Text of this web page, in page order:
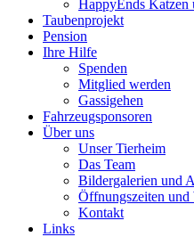
HappyEnds
Taubenprojekt
Pension
Ihre Hilfe
Spenden
Mitglied werden
Gassigehen
Fahrzeugsponsoren
Über uns
Unser Tierheim
Das Team
Bildergalerien und
Öffnungszeiten und
Kontakt
Links